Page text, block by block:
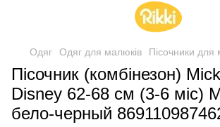
Одяг Одяг для малюків Пісочники для
Пісочник (комбінезон)
Disney 62-68 см (3-6 міс)
бело-черный